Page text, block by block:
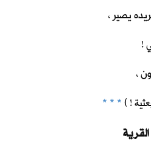
يصير ،
!
،
! )
* * *